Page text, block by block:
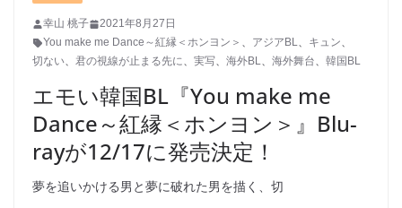
幸山 桃子
2021年8月27日
You make me Dance～紅縁＜ホンヨン＞ 、 アジアBL、 キュン、
切ない、 君の視線が止まる先に、 実写、 海外BL、 海外舞台、 韓国BL
エモい韓国BL『You make me
Dance～紅縁＜ホンヨン＞』Blu-
rayが12/17に発売決定！
夢を追いかける男と夢に破れた男を描く、切